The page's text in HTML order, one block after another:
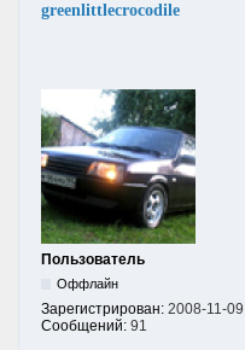
greenlittlecrocodile
Пользователь
Оффлайн
Зарегистрирован: 2008-11-09
Сообщений: 91